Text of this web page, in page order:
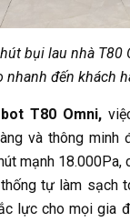
bụi lau nhà T80
nhanh đến khách
T80 Omni,
và thông minh
mạnh 18.000Pa,
tự làm sạch
lực cho mọi gia